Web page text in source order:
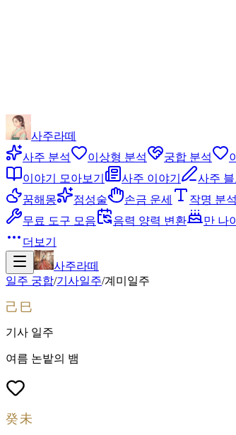
사주라떼
사주 분석
이상형 분석 궁합 분석
이야기 모아보기
사주 이야기 사주
꿈해몽
점성술 손금 운세 작명 분석
무료 도구 모음
음력 양력 변환 만 나
더보기
사주라떼
일주 궁합/기사일주/계미 일주
己巳
기사 일주
여름 논밭의 뱀
癸未